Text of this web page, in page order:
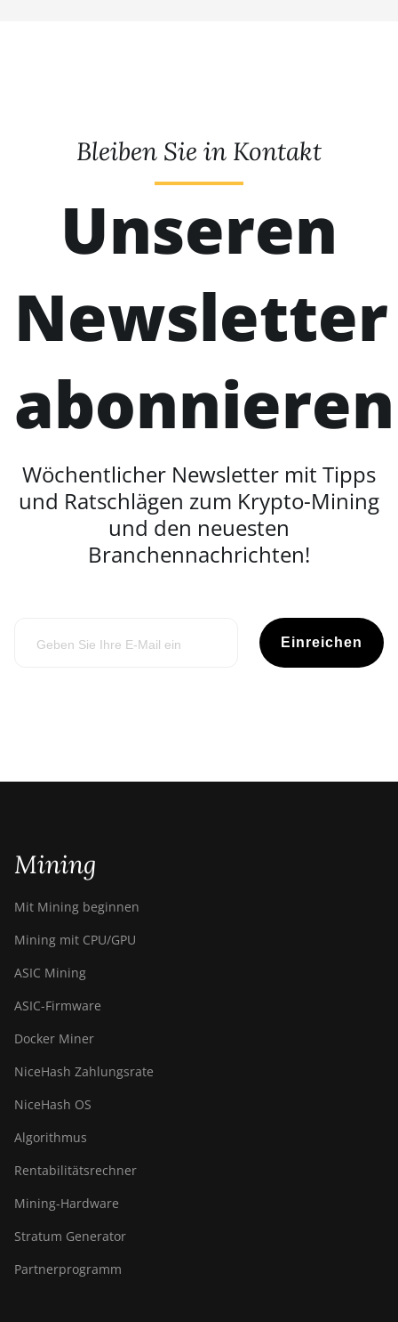
Bleiben Sie in Kontakt
Unseren
Newsletter
abonnieren
Wöchentlicher Newsletter mit Tipps
und Ratschlägen zum Krypto-Mining
und den neuesten
Branchennachrichten!
Einreichen
Mining
Mit Mining beginnen
Mining mit CPU/GPU
ASIC Mining
ASIC-Firmware
Docker Miner
NiceHash Zahlungsrate
NiceHash OS
Algorithmus
Rentabilitätsrechner
Mining-Hardware
Stratum Generator
Partnerprogramm